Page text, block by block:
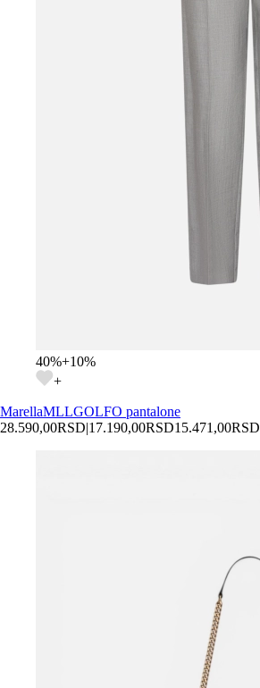
40%+10%
+
MarellaMLLGOLFO pantalone
28.590,00RSD|17.190,00RSD15.471,00RSD